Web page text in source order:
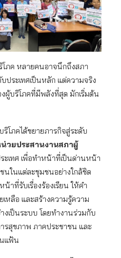
โภค หลายคนอาจนึกถึงสภา
ประเทศเป็นหลัก แต่ความจริง
ผู้บริโภคที่มีพลังที่สุด มักเริ่มต้น
โภคได้ขยายภารกิจสู่ระดับ
วยประสานงานสภาผู้
ะเทศ เพื่อทำหน้าที่เป็นด่านหน้า
นในแต่ละชุมชนอย่างใกล้ชิด
าที่รับเรื่องร้องเรียน ให้คำ
หลือ และสร้างความรู้ความ
งเป็นระบบ โดยทำงานร่วมกับ
รสุขภาพ ภาคประชาชน และ
แฟ้น